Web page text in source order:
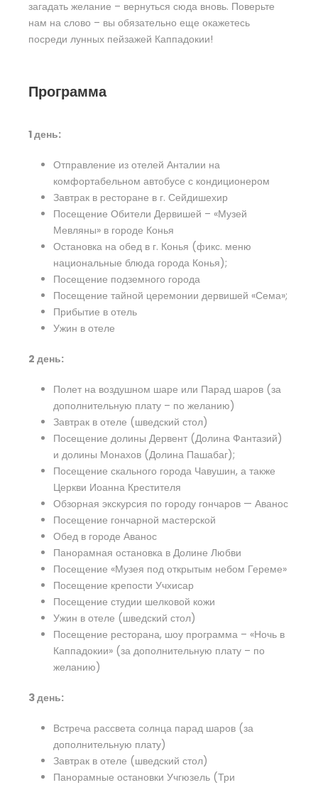
загадать желание – вернуться сюда вновь. Поверьте
нам на слово – вы обязательно еще окажетесь
посреди лунных пейзажей Каппадокии!
Программа
1 день:
Отправление из отелей Анталии на
комфортабельном автобусе с кондиционером
Завтрак в ресторане в г. Сейдишехир
Посещение Обители Дервишей – «Музей
Мевляны» в городе Конья
Остановка на обед в г. Конья (фикс. меню
национальные блюда города Конья);
Посещение подземного города
Посещение тайной церемонии дервишей «Сема»;
Прибытие в отель
Ужин в отеле
2 день:
Полет на воздушном шаре или Парад шаров (за
дополнительную плату – по желанию)
Завтрак в отеле (шведский стол)
Посещение долины Дервент (Долина Фантазий)
и долины Монахов (Долина Пашабаг);
Посещение скального города Чавушин, а также
Церкви Иоанна Крестителя
Обзорная экскурсия по городу гончаров — Аванос
Посещение гончарной мастерской
Обед в городе Аванос
Панорамная остановка в Долине Любви
Посещение «Музея под открытым небом Гереме»
Посещение крепости Учхисар
Посещение студии шелковой кожи
Ужин в отеле (шведский стол)
Посещение ресторана, шоу программа – «Ночь в
Каппадокии» (за дополнительную плату – по
желанию)
3 день:
Встреча рассвета солнца парад шаров (за
дополнительную плату)
Завтрак в отеле (шведский стол)
Панорамные остановки Учгюзель (Три